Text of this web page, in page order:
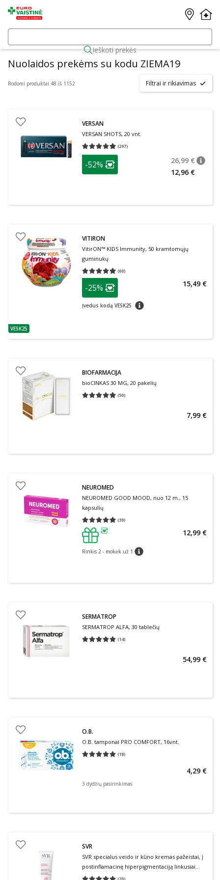
Ieškoti prekės
Nuolaidos prekėms su kodu ZIEMA19
Rodomi produktai 48 iš 1152 Filtrai ir rikiavimas
VERSAN
VERSAN SHOTS, 20 vnt.
(297)
Vidutinis įvertinimas 4.93
patarimas
Lojalumo klubo narių nuolaida
-52% 26,99 €
12,96 €
patarimas
VESK25
VITIRON
VitirON™ KIDS Immunity, 50 kramtomųjų
guminukų
(60)
Vidutinis įvertinimas 4.98
patarimas
Lojalumo klubo narių nuolaida
-25%
Įvedus kodą VESK25 patarimas
15,49 €
BIOFARMACIJA
bioCINKAS 30 MG, 20 pakelių
(50)
Vidutinis įvertinimas 4.92
7,99 €
NEUROMED
NEUROMED GOOD MOOD, nuo 12 m., 15
kapsulių
(39)
Vidutinis įvertinimas 4.95
patarimas
Rinkis 2 - mokėk už 1 patarimas
12,99 €
SERMATROP
SERMATROP ALFA, 30 tablečių
(14)
Vidutinis įvertinimas 5.00
54,99 €
O.B.
O.B. tamponai PRO COMFORT, 16vnt.
(18)
Vidutinis įvertinimas 5.00
4,29 €
3 dydžių pasirinkimas
SVR
SVR specialus veido ir kūno kremas pažeistai, į
postinflamacinę hiperpigmentaciją linkusiai
odai CICAVIT+ HPPI, 100 ml, 100 ml